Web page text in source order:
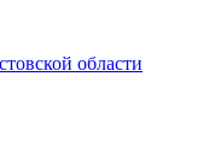
области